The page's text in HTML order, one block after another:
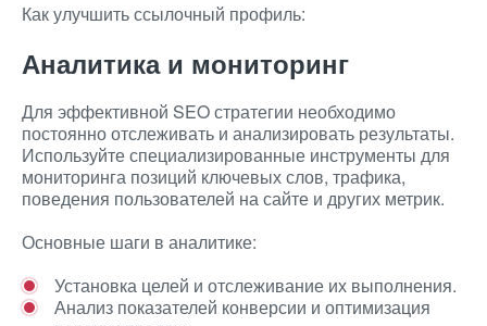
Как улучшить ссылочный профиль:
Аналитика и мониторинг
Для эффективной SEO стратегии необходимо
постоянно отслеживать и анализировать результаты.
Используйте специализированные инструменты для
мониторинга позиций ключевых слов, трафика,
поведения пользователей на сайте и других метрик.
Основные шаги в аналитике:
Установка целей и отслеживание их выполнения.
Анализ показателей конверсии и оптимизация